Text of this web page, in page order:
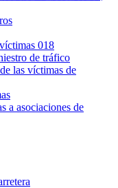
018
de tráfico
las víctimas de
a asociaciones de